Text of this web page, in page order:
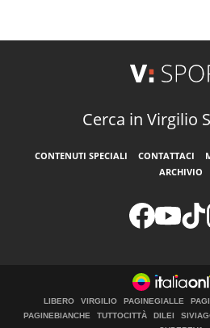
Cerca in Virgilio
CONTENUTI SPECIALI CONTATTACI
ARCHIVIO
LIBERO VIRGILIO PAGINEGIALLE
PAGINEBIANCHE
TUTTOCITTÀ DILEI